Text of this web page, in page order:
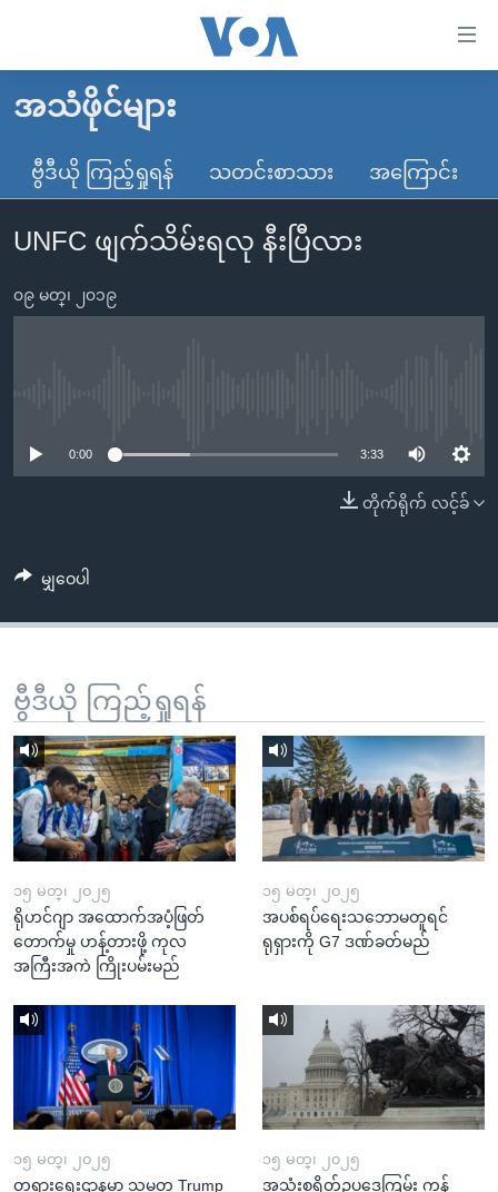
လွယ်ကူ
သည့်
များ
ပင်မ
ပင်မ
စာမျက်နှာ
ကျော်
ရန်
ရှာဖွေ
ရန်
နေရာ
သို့
ကျော်
ရန်
မူလစာမျက်နှာ
မြန်မာ
ကမ္ဘာ့သတင်းများ
နိုင်ငံတကာ
တရုတ်
ဗွီဒီယို
ရပ်ဝန်းတခု လမ်းတခု အလွန်
ရုပ်ရှင်ထဲက အင်္ဂလိပ်စာ
တီဗွီ
ရေဒီယို/တီဗွီအစီအစဉ်
ဗွီအိုအေ လူမှုကွန်ယက်များ
ဘာသာစကားများ
အသံဖိုင်များ
ဗွီဒီယို ကြည့်ရှုရန် သတင်းစာသား အကြောင်း
UNFC ဖျက်သိမ်းရလု နီးပြီလား
၀၉ မတ္၊ ၂၀၁၉
0:00 3:33
တိုက်ရိုက် လင့်ခ်
မျှဝေပါ
ဗွီဒီယို ကြည့်ရှုရန်
၁၅ မတ္၊ ၂၀၂၅
ရိုဟင်ဂျာ အထောက်အပံ့ဖြတ်
တောက်မှု ဟန့်တားဖို့ ကုလ
အကြီးအကဲ ကြိုးပမ်းမည်
၁၅ မတ္၊ ၂၀၂၅
အပစ်ရပ်ရေးသဘောမတူရင်
ရုရှားကို G7 ဒဏ်ခတ်မည်
၁၅ မတ္၊ ၂၀၂၅
တရားရေးဌာနမှာ သမ္မတ Trump
၁၅ မတ္၊ ၂၀၂၅
အသုံးစရိတ်ဥပဒေကြမ်း ကန်